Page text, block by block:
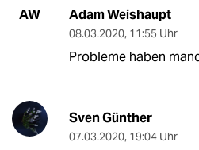
AW Adam Weishaupt
08.03.2020, 11:55 Uhr
Probleme haben
Sven Günther
07.03.2020, 19:04 Uhr